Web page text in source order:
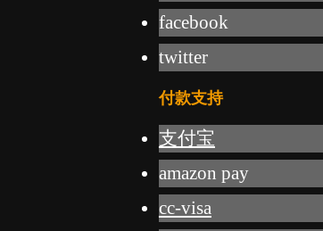
facebook
twitter
付款支持
支付宝
amazon pay
cc-visa